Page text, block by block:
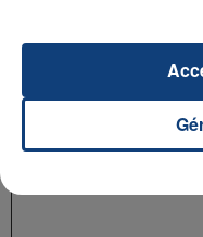
Essayez notre
Noël et Pommes